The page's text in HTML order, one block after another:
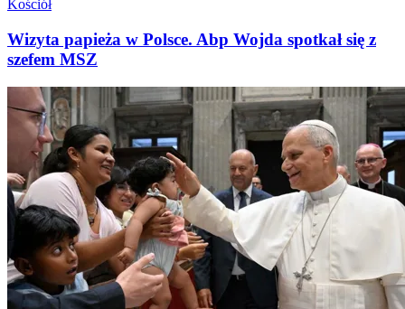
Kościół
Wizyta papieża w Polsce. Abp Wojda spotkał się z
szefem MSZ